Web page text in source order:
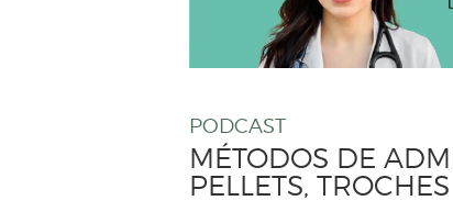
PODCAST
MÉTODOS DE
PELLETS,